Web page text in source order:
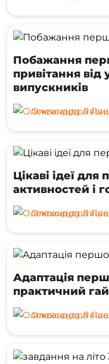
Побажання
привітання від
випускників
Олександра
Цікаві ідеї
активностей і
Олександра
Адаптація
практичний
Олександра